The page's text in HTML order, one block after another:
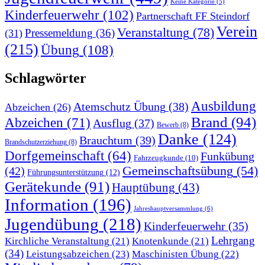
Keine Kategorie (5)
Kinderfeuerwehr (102) Partnerschaft FF Steindorf
(31) Pressemeldung (36)Veranstaltung (78)Verein
(215)Übung (108)
Schlagwörter
Abzeichen (26) Atemschutz Übung (38) Ausbildung
Abzeichen (71) Ausflug (37) Bewerb (8) Brand (94)
Brandschutzerziehung (8) Brauchtum (39) Danke (124)
Dorfgemeinschaft (64) Fahrzeugkunde (10) Funkübung
(42) Führungsunterstützung (12) Gemeinschaftsübung (54)
Gerätekunde (91)Hauptübung (43)
Information (196) Jahreshauptversammlung (6)
Jugendübung (218) Kinderfeuerwehr (35)
Kirchliche Veranstaltung (21) Knotenkunde (21) Lehrgang
(34) Leistungsabzeichen (23) Maschinisten Übung (22)